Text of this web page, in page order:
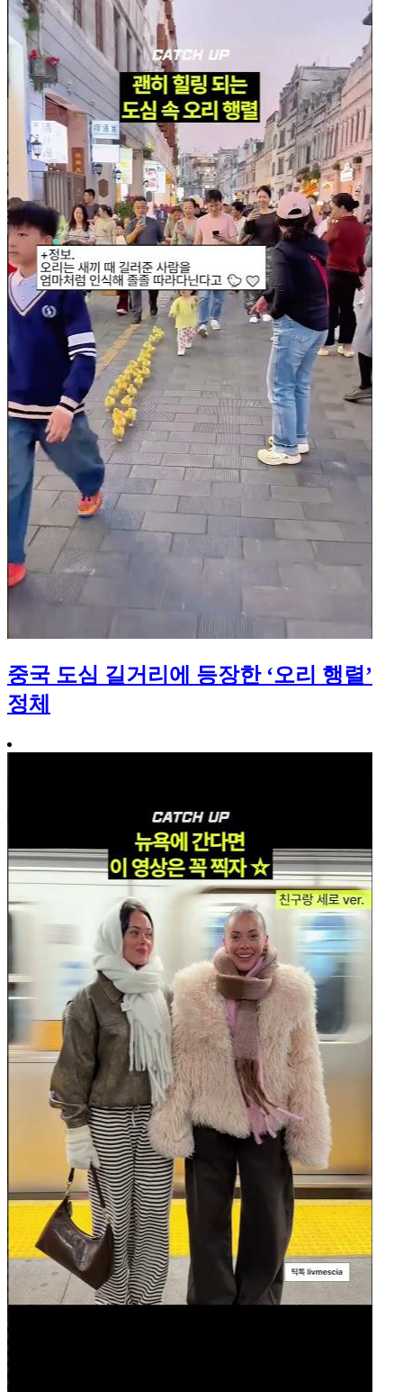
중국 도심 길거리에 등장한 ‘오리 행렬’
정체